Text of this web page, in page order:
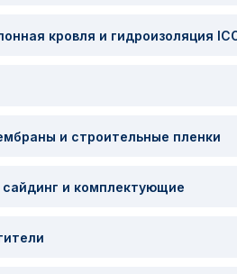
кровля и гидроизоляция
и строительные пленки
и комплектующие